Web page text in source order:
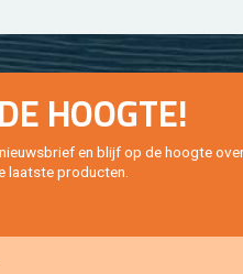
HOOG­TE!
en blijf op de hoog­te
laat­ste pro­duc­ten.